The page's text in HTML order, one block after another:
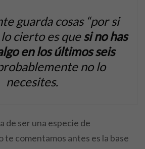
guarda cosas “por si
lo cierto es quesi no has
en los últimos seis
no lo
necesites.
de ser una especie de
te comentamos antes es la base